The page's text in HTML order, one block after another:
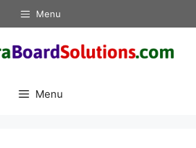
Menu
Menu